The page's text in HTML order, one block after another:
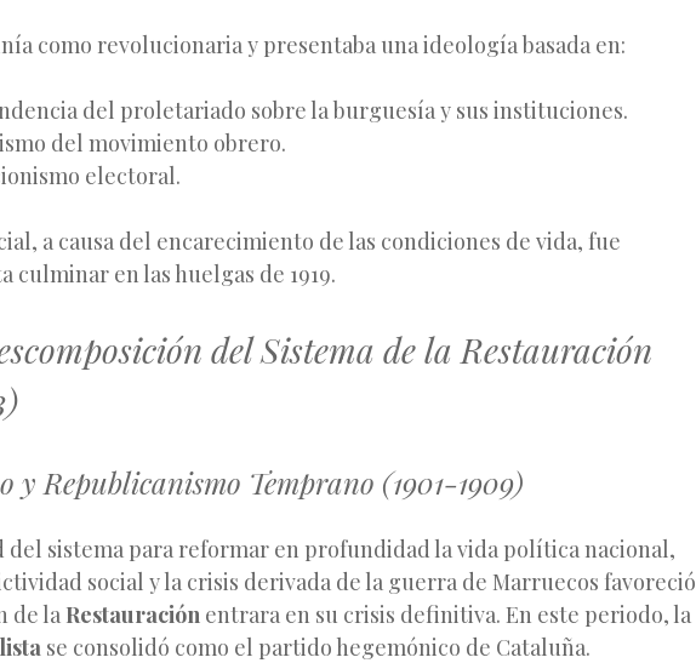
como revolucionaria y presentaba una ideología basada en:
del proletariado sobre la burguesía y sus instituciones.
del movimiento obrero.
electoral.
a causa del encarecimiento de las condiciones de vida, fue
culminar en las huelgas de 1919.
del Sistema de la Restauración
y Republicanismo Temprano (1901-1909)
del sistema para reformar en profundidad la vida política nacional,
social y la crisis derivada de la guerra de Marruecos favoreció
de la Restauración entrara en su crisis definitiva. En este periodo, la
se consolidó como el partido hegemónico de Cataluña.